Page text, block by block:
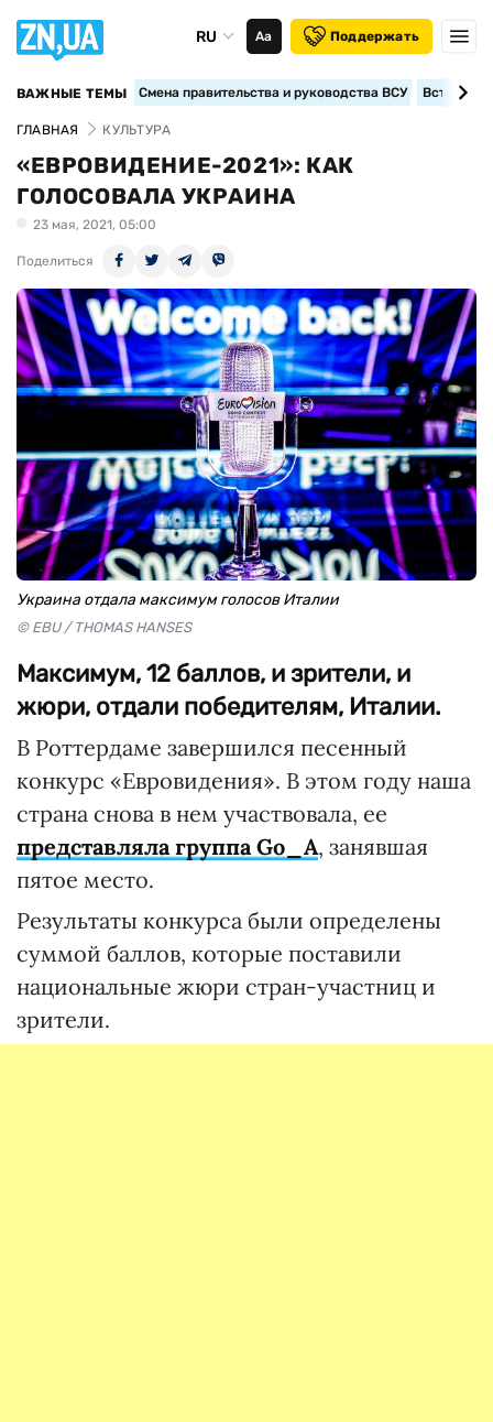
RU Аа Поддержать
ВАЖНЫЕ ТЕМЫ Смена правительства и руководства ВСУ
ГЛАВНАЯ КУЛЬТУРА
«ЕВРОВИДЕНИЕ-2021»: КАК
ГОЛОСОВАЛА УКРАИНА
23 мая, 2021, 05:00
Поделиться
Украина отдала максимум голосов Италии
© EBU / THOMAS HANSES
Максимум, 12 баллов, и зрители, и
жюри, отдали победителям, Италии.
В Роттердаме завершился песенный
конкурс «Евровидения». В этом году наша
страна снова в нем участвовала, ее
представляла группа Go_A, занявшая
пятое место.
Результаты конкурса были определены
суммой баллов, которые поставили
национальные жюри стран-участниц и
зрители.